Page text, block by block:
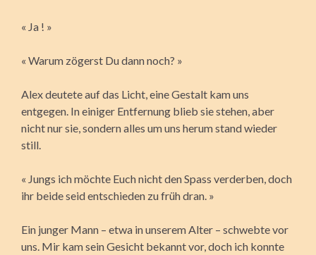
« Ja ! »
« Warum zögerst Du dann noch? »
Alex deutete auf das Licht, eine Gestalt kam uns
entgegen. In einiger Entfernung blieb sie stehen, aber
nicht nur sie, sondern alles um uns herum stand wieder
still.
« Jungs ich möchte Euch nicht den Spass verderben, doch
ihr beide seid entschieden zu früh dran. »
Ein junger Mann – etwa in unserem Alter – schwebte vor
uns. Mir kam sein Gesicht bekannt vor, doch ich konnte